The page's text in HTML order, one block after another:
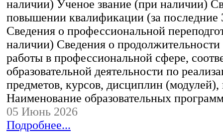
наличии) Ученое звание (при наличии)
повышении квалификации (за последние
Сведения о профессиональной
наличии) Сведения о
работы в профессиональной сфере,
образовательной деятельности по
предметов, курсов, дисциплин (модулей),
Наименование образовательных
05 Июнь 2026
Подробнее...